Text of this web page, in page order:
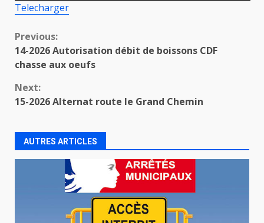
Telecharger
Continue
Reading
Previous:
14-2026 Autorisation débit de boissons CDF
chasse aux oeufs
Next:
15-2026 Alternat route le Grand Chemin
AUTRES ARTICLES